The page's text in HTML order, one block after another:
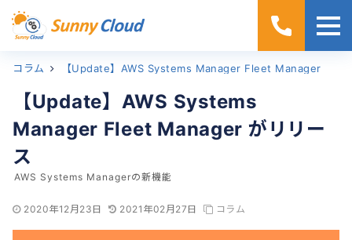
ホーム
コラム
【Update】AWS Systems
Manager Fleet Manager がリリー
ス
AWS Systems Managerの新機能
2020年12月23日 2021年02月27日 コラム